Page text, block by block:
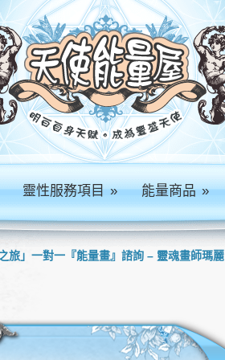
靈性服務項目» 能量商品»
旅」一對一『能量畫』諮詢 – 靈魂畫師瑪麗